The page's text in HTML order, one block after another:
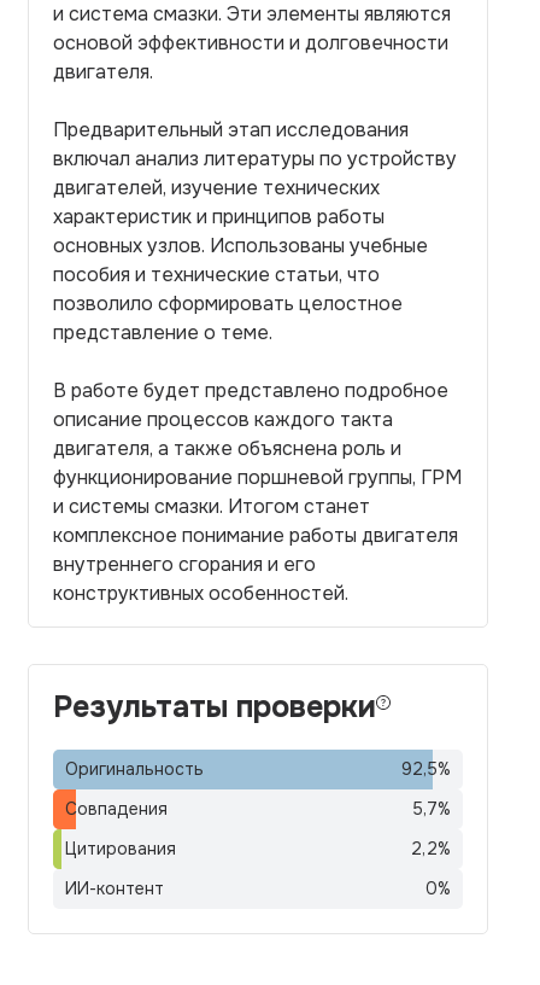
и система смазки. Эти элементы являются
основой эффективности и долговечности
двигателя.
Предварительный этап исследования
включал анализ литературы по устройству
двигателей, изучение технических
характеристик и принципов работы
основных узлов. Использованы учебные
пособия и технические статьи, что
позволило сформировать целостное
представление о теме.
В работе будет представлено подробное
описание процессов каждого такта
двигателя, а также объяснена роль и
функционирование поршневой группы, ГРМ
и системы смазки. Итогом станет
комплексное понимание работы двигателя
внутреннего сгорания и его
конструктивных особенностей.
Результаты проверки
Оригинальность 92,5%
Совпадения
5,7%
Цитирования
2,2%
ИИ-контент
0%